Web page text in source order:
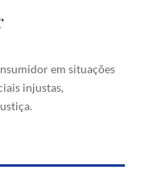
em situações
injustas,
comerciais
e justiça.